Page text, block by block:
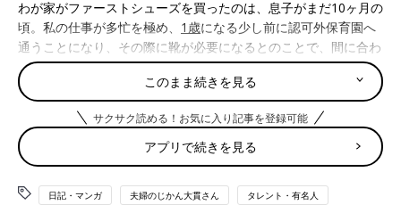
わが家がファーストシューズを買ったのは、息子がまだ10ヶ月の
頃。私の仕事が多忙を極め、 1歳になる少し前に認可外保育園へ
通うことになり、その際に靴が必要になるとのことで、間に合わ
せでショッピングモールで買った12cmのクマのアップリケの付
いたものとなりました。
息子が歩き出したのは1歳の頃だったので、ファーストシューズ
を買った頃はまだ歩けなかったのですが、入園した園では公園な
どにカートに乗って行く際にも靴が必要らしく、歩けないながら
も息子は靴の感触を楽しんでいました。
現在では1歳9ヶ月になる息子。
このまま続きを見る
サクサク読める！お気に入り記事を登録可能
アプリで続きを見る
日記・マンガ 夫婦のじかん大貫さん タレント・有名人